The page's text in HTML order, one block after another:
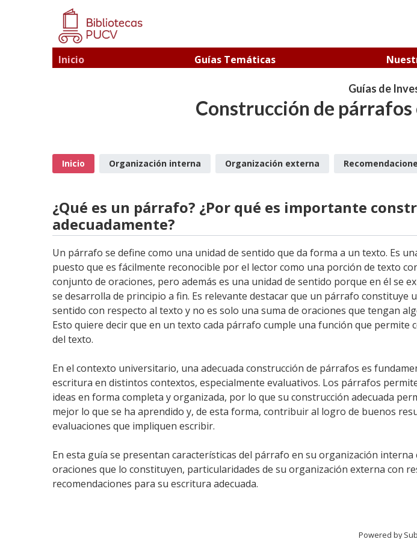
Inicio Guías Temáticas
Guías de
Construcción de
Inicio Organización interna Organización externa
¿Qué es un párrafo? ¿Por qué es importante
adecuadamente?
Un párrafo se define como una unidad de sentido que da forma a un texto. Es
puesto que es fácilmente reconocible por el lector como una porción de texto
conjunto de oraciones, pero además es una unidad de sentido porque en él se
se desarrolla de principio a fin. Es relevante destacar que un párrafo constituye
sentido con respecto al texto y no es solo una suma de oraciones que tengan
Esto quiere decir que en un texto cada párrafo cumple una función que permite
del texto.
En el contexto universitario, una adecuada construcción de párrafos es
escritura en distintos contextos, especialmente evaluativos. Los párrafos
ideas en forma completa y organizada, por lo que su construcción adecuada
mejor lo que se ha aprendido y, de esta forma, contribuir al logro de buenos
evaluaciones que impliquen escribir.
En esta guía se presentan características del párrafo en su organización interna
oraciones que lo constituyen, particularidades de su organización externa con
recomendaciones para su escritura adecuada.
Powered by